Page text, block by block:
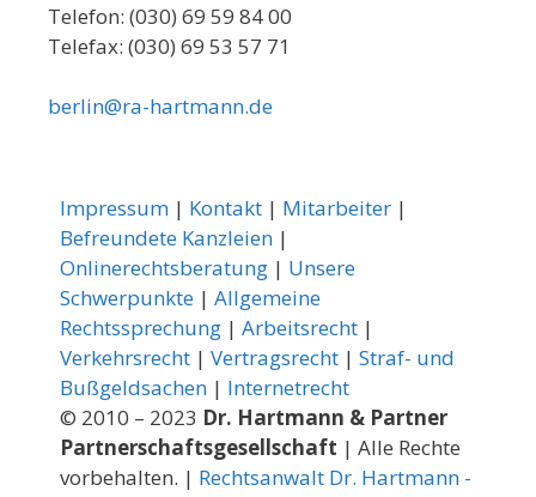
Telefon: (030) 69 59 84 00
Telefax: (030) 69 53 57 71
berlin@ra-hartmann.de
Impressum | Kontakt | Mitarbeiter |
Befreundete Kanzleien |
Onlinerechtsberatung | Unsere
Schwerpunkte | Allgemeine
Rechtssprechung | Arbeitsrecht |
Verkehrsrecht | Vertragsrecht | Straf- und
Bußgeldsachen | Internetrecht
© 2010 – 2023 Dr. Hartmann & Partner
Partnerschaftsgesellschaft | Alle Rechte
vorbehalten. | Rechtsanwalt Dr. Hartmann -